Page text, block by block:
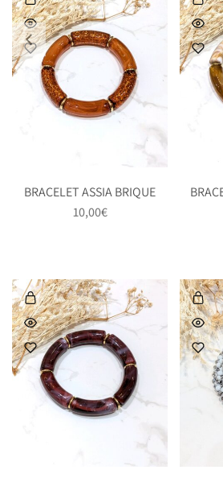
BRACELET ASSIA BRIQUE
10,00€